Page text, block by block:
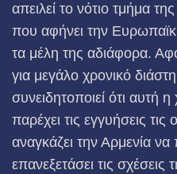
απειλεί το νότιο τμήμα
που αφήνει την
τα μέλη της αδιάφορα.
για μεγάλο χρονικό
συνειδητοποιεί ότι αυτή
παρέχει τις εγγυήσεις τις
αναγκάζει την Αρμενία
επανεξετάσει τις σχέσεις